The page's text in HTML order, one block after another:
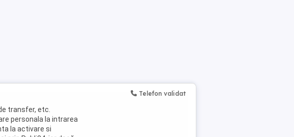
transfer, etc.
personala la intrarea
la activare si
Telefon validat